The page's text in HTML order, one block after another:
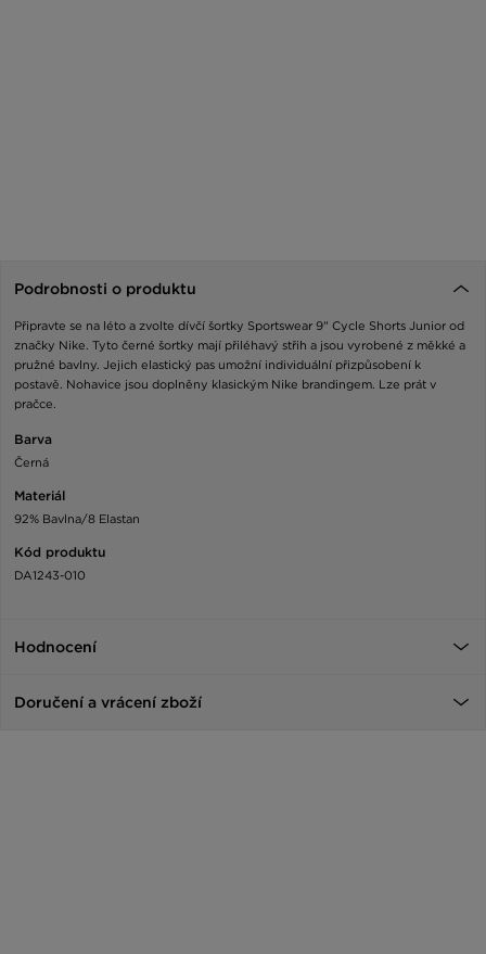
Podrobnosti o produktu
Připravte se na léto a zvolte dívčí šortky Sportswear 9" Cycle Shorts Junior od
značky Nike. Tyto černé šortky mají přiléhavý střih a jsou vyrobené z měkké a
pružné bavlny. Jejich elastický pas umožní individuální přizpůsobení k
postavě. Nohavice jsou doplněny klasickým Nike brandingem. Lze prát v
pračce.
Barva
Černá
Materiál
92% Bavlna/8 Elastan
Kód produktu
DA1243-010
Hodnocení
Doručení a vrácení zboží